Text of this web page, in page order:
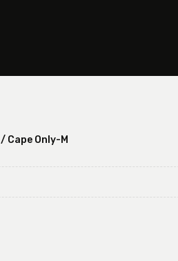
/ Cape Only-M